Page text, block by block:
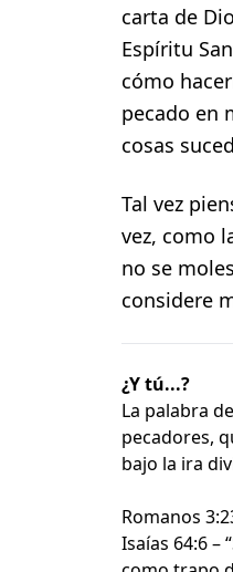
carta de
Espíritu
cómo
pecado en
cosas
Tal vez
vez, como
no se
considere
¿Y tú...?
La palabra
pecadores,
bajo la ira
Romanos
Isaías 64:6 –